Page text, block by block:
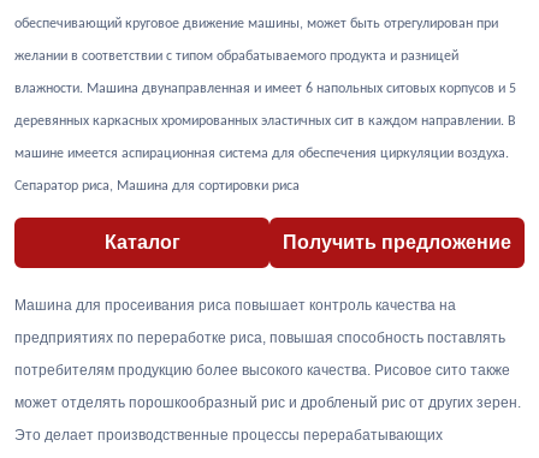
обеспечивающий круговое движение машины, может быть отрегулирован при
желании в соответствии с типом обрабатываемого продукта и разницей
влажности. Машина двунаправленная и имеет 6 напольных ситовых корпусов и 5
деревянных каркасных хромированных эластичных сит в каждом направлении. В
машине имеется аспирационная система для обеспечения циркуляции воздуха.
Сепаратор риса, Машина для сортировки риса
Каталог Получить предложение
Машина для просеивания риса повышает контроль качества на
предприятиях по переработке риса, повышая способность поставлять
потребителям продукцию более высокого качества. Рисовое сито также
может отделять порошкообразный рис и дробленый рис от других зерен.
Это делает производственные процессы перерабатывающих